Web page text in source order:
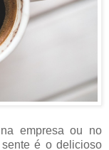
na empresa ou no
é o delicioso